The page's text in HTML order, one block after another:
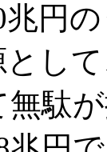
円
し
駄